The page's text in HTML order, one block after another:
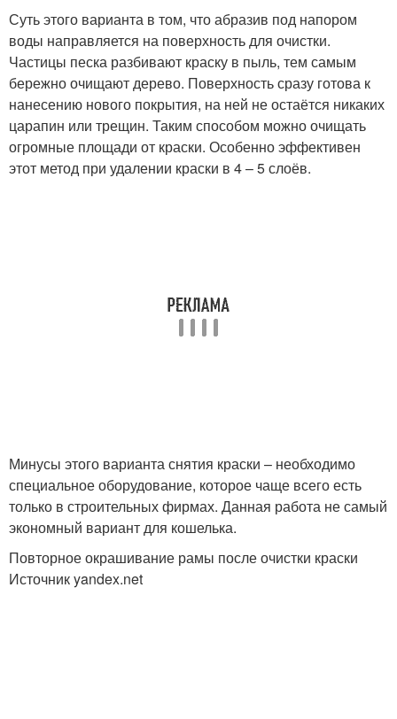
Суть этого варианта в том, что абразив под напором
воды направляется на поверхность для очистки.
Частицы песка разбивают краску в пыль, тем самым
бережно очищают дерево. Поверхность сразу готова к
нанесению нового покрытия, на ней не остаётся никаких
царапин или трещин. Таким способом можно очищать
огромные площади от краски. Особенно эффективен
этот метод при удалении краски в 4 – 5 слоёв.
Минусы этого варианта снятия краски – необходимо
специальное оборудование, которое чаще всего есть
только в строительных фирмах. Данная работа не самый
экономный вариант для кошелька.
Повторное окрашивание рамы после очистки краски
Источник yandex.net